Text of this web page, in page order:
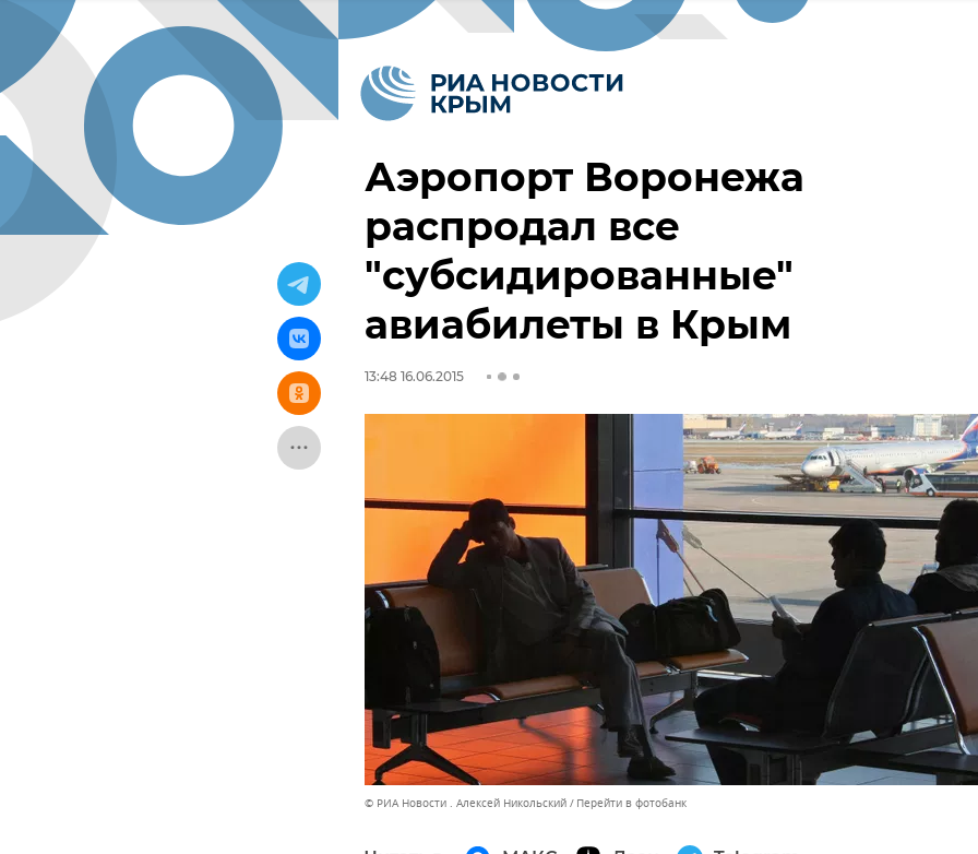
Аэропорт Воронежа
распродал все
"субсидированные"
авиабилеты в Крым
13:48 16.06.2015
© РИА Новости . Алексей Никольский Перейти в фотобанк